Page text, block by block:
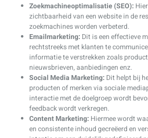
Zoekmachineoptimalisatie (SEO):
zichtbaarheid van een website in de
zoekmachines worden verbeterd.
Emailmarketing: Dit is een effectieve
rechtstreeks met klanten te
informatie te verstrekken zoals
nieuwsbrieven, aanbiedingen enz.
Social Media Marketing: Dit helpt bij
producten of merken via sociale
interactie met de doelgroep wordt
feedback wordt verkregen.
Content Marketing: Hiermee wordt
en consistente inhoud gecreëerd en